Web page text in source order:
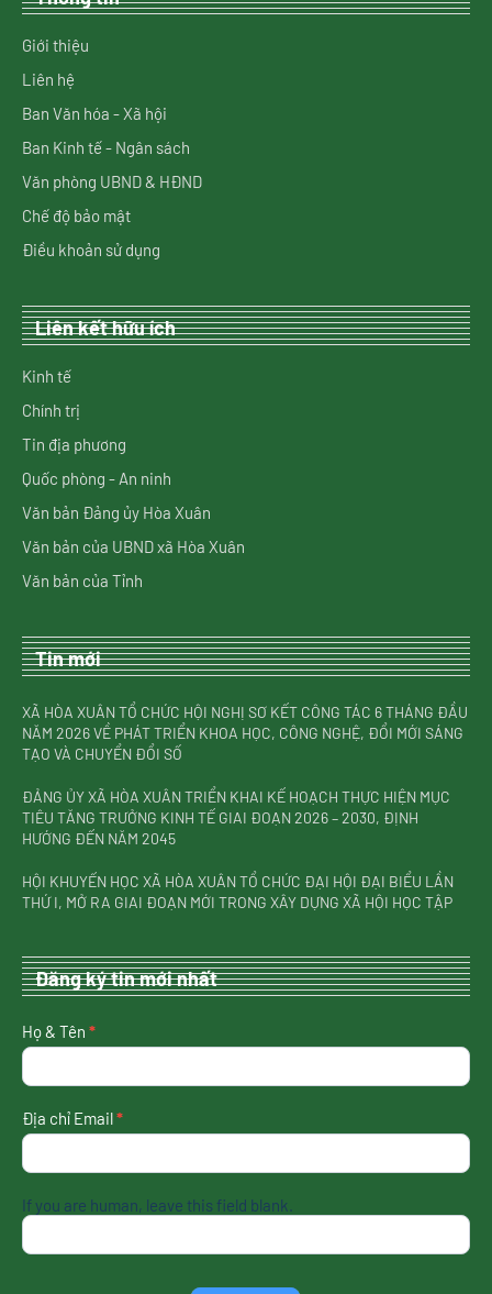
Giới thiệu
Liên hệ
Ban Văn hóa - Xã hội
Ban Kinh tế - Ngân sách
Văn phòng UBND & HĐND
Chế độ bảo mật
Điều khoản sử dụng
Liên kết hữu ích
Kinh tế
Chính trị
Tin địa phương
Quốc phòng - An ninh
Văn bản Đảng ủy Hòa Xuân
Văn bản của UBND xã Hòa Xuân
Văn bản của Tỉnh
Tin mới
XÃ HÒA XUÂN TỔ CHỨC HỘI NGHỊ SƠ KẾT CÔNG TÁC 6 THÁNG ĐẦU
NĂM 2026 VỀ PHÁT TRIỂN KHOA HỌC, CÔNG NGHỆ, ĐỔI MỚI SÁNG
TẠO VÀ CHUYỂN ĐỔI SỐ
ĐẢNG ỦY XÃ HÒA XUÂN TRIỂN KHAI KẾ HOẠCH THỰC HIỆN MỤC
TIÊU TĂNG TRƯỞNG KINH TẾ GIAI ĐOẠN 2026 – 2030, ĐỊNH
HƯỚNG ĐẾN NĂM 2045
HỘI KHUYẾN HỌC XÃ HÒA XUÂN TỔ CHỨC ĐẠI HỘI ĐẠI BIỂU LẦN
THỨ I, MỞ RA GIAI ĐOẠN MỚI TRONG XÂY DỰNG XÃ HỘI HỌC TẬP
Đăng ký tin mới nhất
nhận
tin
nhất
Họ & Tên *
Địa chỉ Email*
If you are human, leave this field blank.